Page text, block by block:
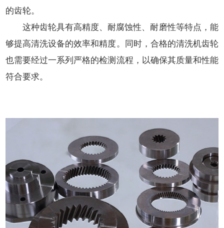
的齿轮。
这种齿轮具有高精度、耐腐蚀性、耐磨性等特点，能
够提高清洗设备的效率和精度。同时，合格的清洗机齿轮
也需要经过一系列严格的检测流程，以确保其质量和性能
符合要求。